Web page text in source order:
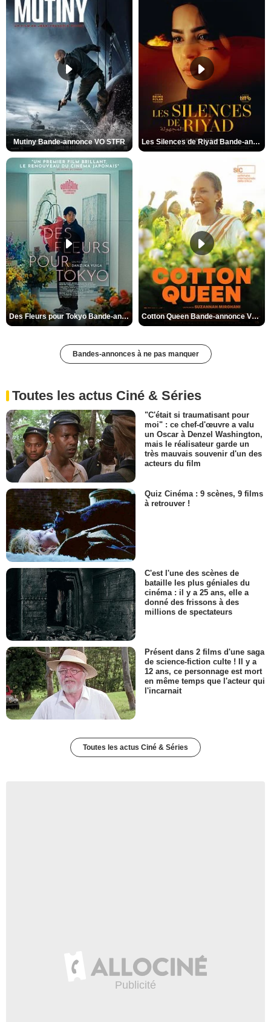
Mutiny Bande-annonce VO STFR Les Silences de Riyad Bande-annonce VO STFR
Des Fleurs pour Tokyo Bande-annonce VO STFR Cotton Queen Bande-annonce VO STFR
Bandes-annonces à ne pas manquer
Toutes les actus Ciné & Séries
"C'était si traumatisant pour
moi" : ce chef-d'œuvre a valu
un Oscar à Denzel Washington,
mais le réalisateur garde un
très mauvais souvenir d'un des
acteurs du film
Quiz Cinéma : 9 scènes, 9 films
à retrouver !
C'est l'une des scènes de
bataille les plus géniales du
cinéma : il y a 25 ans, elle a
donné des frissons à des
millions de spectateurs
Présent dans 2 films d'une saga
de science-fiction culte ! Il y a
12 ans, ce personnage est mort
en même temps que l'acteur qui
l'incarnait
Toutes les actus Ciné & Séries